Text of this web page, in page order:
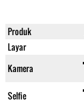
Produk
Layar
Kamera
Selfie